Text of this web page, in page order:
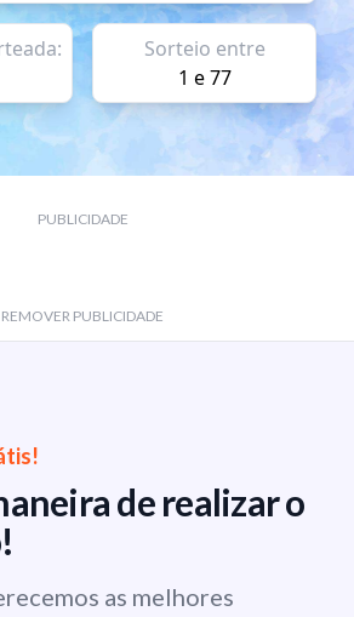
Sorteio entre
1 e 77
PUBLICIDADE
REMOVER PUBLICIDADE
de realizar o
as melhores